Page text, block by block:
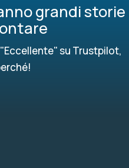
grandi storie
su Trustpilot,